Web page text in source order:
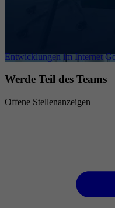
Entwicklungen im Internet
Werde Teil des Teams
Offene Stellenanzeigen